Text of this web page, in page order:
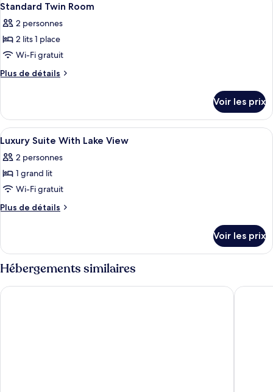
Twin
Room
de
Comfort
Twin
toutes
les
photos
pour
ce
chambre :
Standard
Twin
Room
4
Standard Twin Room
2 personnes
2 lits 1 place
Wi-Fi gratuit
Plus de détails
Plus
le
type
de
chambre
Standard
Twin
Voir les prix
Afficher
toutes
les
photos
pour
ce
chambre :
Luxury
Suite
With
Une chambre d’hôtel moderne
9
Luxury Suite With Lake View
2 personnes
1 grand lit
Wi-Fi gratuit
Plus de détails
Plus
le
type
de
chambre
Luxury
Voir les prix
Hébergements similaires
Fletcher Hotel-Restaurant Mooi Veluwe Hof van